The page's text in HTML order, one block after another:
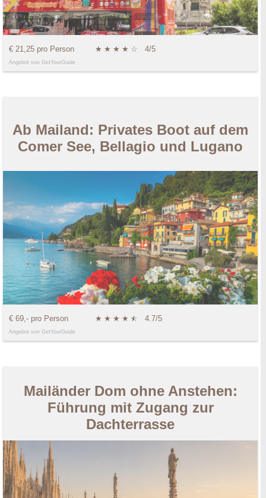
€ 21,25 pro Person ★ ★ ★ ★ ☆ 4/5
Angebot von GetYourGuide
Ab Mailand: Privates Boot auf dem
Comer See, Bellagio und Lugano
€ 69,- pro Person ★ ★ ★ ★ ★
☆ 4.7/5
Angebot von GetYourGuide
Mailänder Dom ohne Anstehen:
Führung mit Zugang zur
Dachterrasse